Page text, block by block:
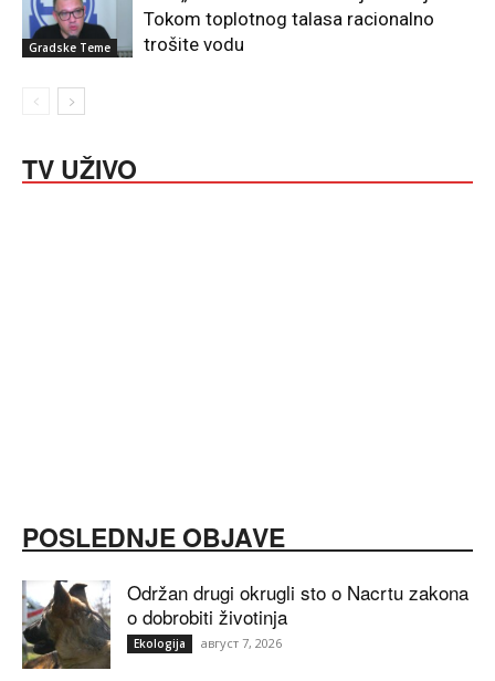
Gradske Teme
Tokom toplotnog talasa racionalno
trošite vodu
TV UŽIVO
POSLEDNJE OBJAVE
Održan drugi okrugli sto o Nacrtu zakona
o dobrobiti životinja
Ekologija август 7, 2026